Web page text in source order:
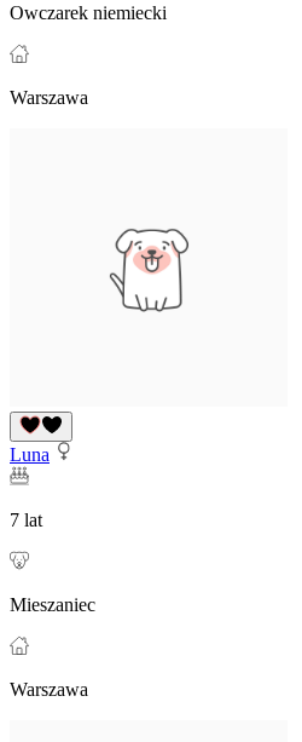
Owczarek niemiecki
Warszawa
Luna
7 lat
Mieszaniec
Warszawa